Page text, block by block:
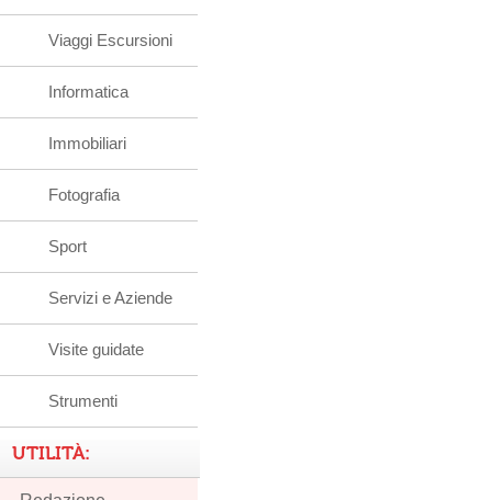
Viaggi Escursioni
Informatica
Immobiliari
Fotografia
Sport
Servizi e Aziende
Visite guidate
Strumenti
UTILITÀ: